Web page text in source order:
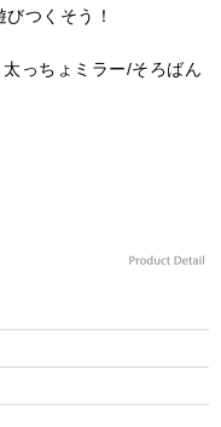
つくそう！
っちょミラー/そろばん